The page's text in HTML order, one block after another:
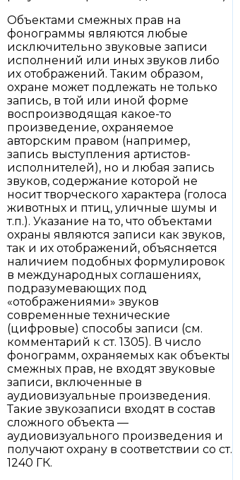
Объектами смежных прав на
фонограммы являются любые
исключительно звуковые записи
исполнений или иных звуков либо
их отображений. Таким образом,
охране может подлежать не только
запись, в той или иной форме
воспроизводящая какое-то
произведение, охраняемое
авторским правом (например,
запись выступления артистов-
исполнителей), но и любая запись
звуков, содержание которой не
носит творческого характера (голоса
животных и птиц, уличные шумы и
т.п.). Указание на то, что объектами
охраны являются записи как звуков,
так и их отображений, объясняется
наличием подобных формулировок
в международных соглашениях,
подразумевающих под
«отображениями» звуков
современные технические
(цифровые) способы записи (см.
комментарий к ст. 1305). В число
фонограмм, охраняемых как объекты
смежных прав, не входят звуковые
записи, включенные в
аудиовизуальные произведения.
Такие звукозаписи входят в состав
сложного объекта —
аудиовизуального произведения и
получают охрану в соответствии со ст.
1240 ГК.